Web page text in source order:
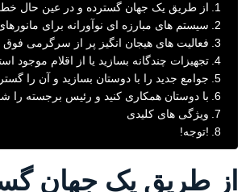
از طریق یک جهان گسترده و در عین حال
سیستم های مبارزه ای نوآورانه برای
فعالیت های هیجان انگیز پر از سرگرمی فوق
تجهیزات چندگانه بسازید یا از اقلام موجود
جوامع جدید را با دوستان بسازید و آن را
با دوستان همکاری کنید و رئیس برجسته را
ویژگی های کلیدی
!توجه!
از طریق یک جهان